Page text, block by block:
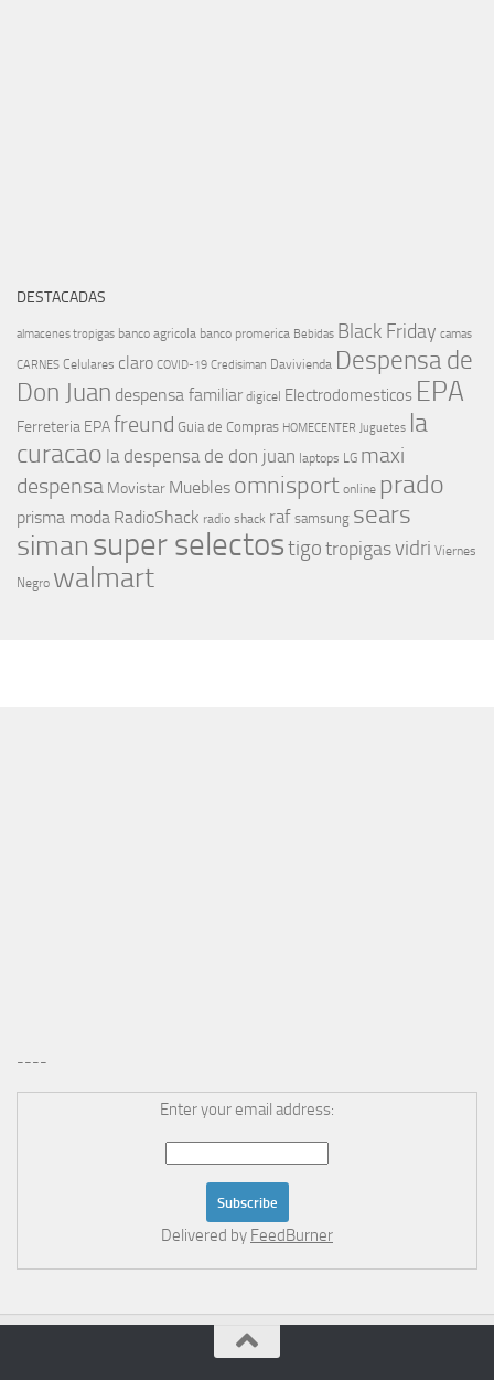
DESTACADAS
almacenes tropigas banco agricola banco promerica Bebidas Black Friday camas
CARNES Celulares claro COVID-19 Credisiman Davivienda Despensa de
Don Juan despensa familiar digicel Electrodomesticos EPA
Ferreteria EPAfreund Guia de Compras HOMECENTER Juguetes la
curacao la despensa de don juan laptops LG maxi
despensa Movistar Muebles omnisport online prado
prisma moda RadioShack radio shack raf samsung sears
simansuper selectostigotropigasvidri Viernes
Negro walmart
----
Enter your email address:
Delivered by FeedBurner